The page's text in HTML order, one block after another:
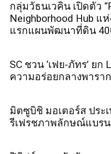
กลุ่มวัธนเวคิน เปิดตัว
Neighborhood Hub แ
แรกแผนพัฒนาที่ดิน
SC ชวน ‘เฟย-ภัทร’ ยก
ความอร่อยกลางพารา
มิตซูบิชิ มอเตอร์ส ประ
รีเฟรชภาพลักษณ์แบรน